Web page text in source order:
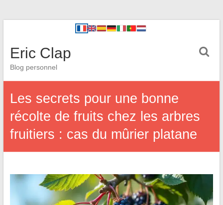
Eric Clap
Blog personnel
Les secrets pour une bonne
récolte de fruits chez les arbres
fruitiers : cas du mûrier platane